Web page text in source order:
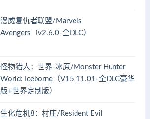
漫威复仇者联盟/Marvels
Avengers（v2.6.0-全DLC）
怪物猎人：世界-冰原/Monster Hunter
World: Iceborne（V15.11.01-全DLC豪华
版+世界定制版）
生化危机8：村庄/Resident Evil